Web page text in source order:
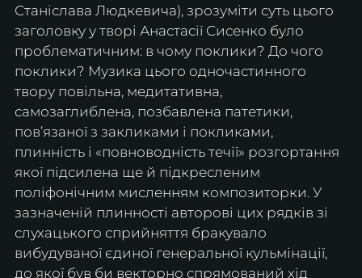
Станіслава Людкевича), зрозуміти суть цього
заголовку у творі Анастасії Сисенко було
проблематичним: в чому поклики? До чого
поклики? Музика цього одночастинного
твору повільна, медитативна,
самозаглиблена, позбавлена патетики,
пов’язаної з закликами і покликами,
плинність і «повноводність течії» розгортання
якої підсилена ще й підкресленим
поліфонічним мисленням композиторки. У
зазначеній плинності авторові цих рядків зі
слухацького сприйняття бракувало
вибудуваної єдиної генеральної кульмінації,
до якої був би векторно спрямований хід